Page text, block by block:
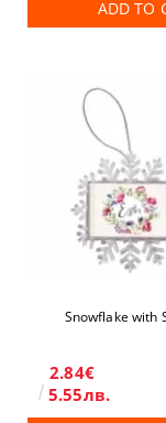
ADD TO
Snowflake with
2.84€
5.55лв.